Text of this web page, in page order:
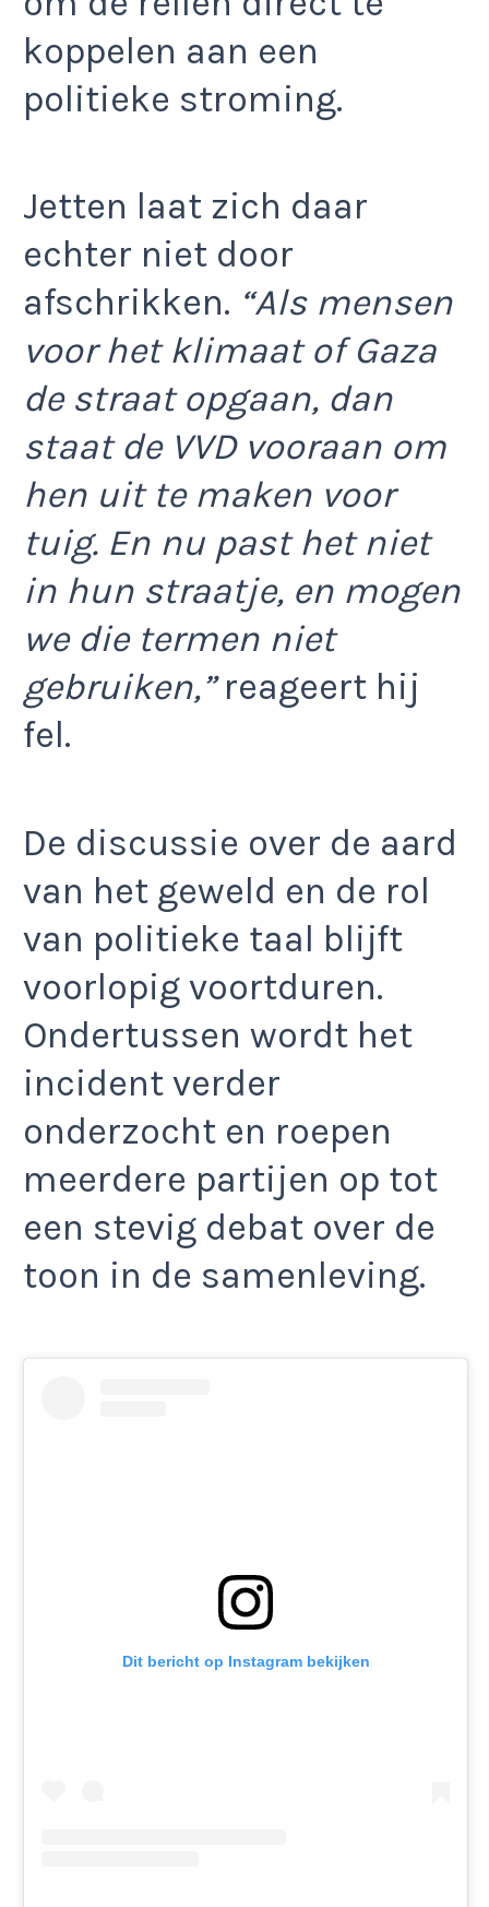
koppelen aan een
politieke stroming.
Jetten laat zich daar
echter niet door
afschrikken. “Als mensen
voor het klimaat of Gaza
de straat opgaan, dan
staat de VVD vooraan om
hen uit te maken voor
tuig. En nu past het niet
in hun straatje, en mogen
we die termen niet
gebruiken,”reageert hij
fel.
De discussie over de aard
van het geweld en de rol
van politieke taal blijft
voorlopig voortduren.
Ondertussen wordt het
incident verder
onderzocht en roepen
meerdere partijen op tot
een stevig debat over de
toon in de samenleving.
Dit bericht op Instagram bekijken